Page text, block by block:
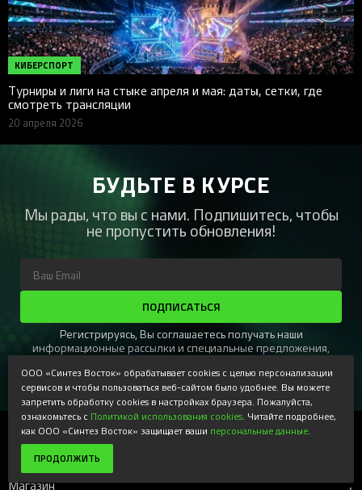
КИБЕРСПОРТ
Турниры и лиги на стыке апреля и мая: даты, сетки, где
смотреть трансляции
20 апреля 2026
БУДЬТЕ В КУРСЕ
Мы рады, что вы с нами. Подпишитесь, чтобы
не пропустить обновления!
ПОДПИСАТЬСЯ
Регистрируясь, Вы соглашаетесь получать наши
информационные рассылки и специальные предложения,
Политикой конфиденциальности
Контакты
Магазин
ООО «Синтез Восток» обрабатывает cookies с целью персонализации
сервисов и чтобы пользоваться веб-сайтом было удобнее. Вы можете
запретить обработку cookies в настройках браузера. Пожалуйста,
ознакомьтесь с Политикой использования cookies . Читайте подробнее,
как ООО «Синтез Восток» защищает ваши персональные данные
ПРОДОЛЖИТЬ